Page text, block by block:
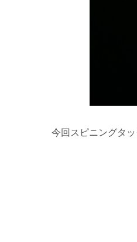
今回スピニングタ